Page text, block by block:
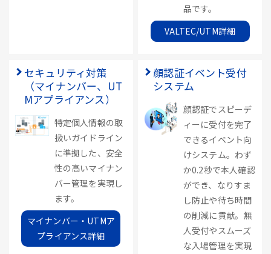
品です。
VALTEC/UTM詳細
セキュリティ対策
（マイナンバー、UT
Mアプライアンス）
特定個人情報の取
扱いガイドライン
に準拠した、安全
性の高いマイナン
バー管理を実現し
ます。
マイナンバー・UTMア
プライアンス詳細
顔認証イベント受付
システム
顔認証でスピーデ
ィーに受付を完了
できるイベント向
けシステム。わず
か0.2秒で本人確認
ができ、なりすま
し防止や待ち時間
の削減に貢献。無
人受付やスムーズ
な入場管理を実現